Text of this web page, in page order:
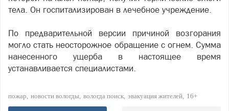
тела. Он госпитализирован в лечебное учреждение.
По предварительной версии причиной возгорания
могло стать неосторожное обращение с огнем. Сумма
нанесенного ущерба в настоящее время
устанавливается специалистами.
пожар новости вологды вологда поиск эвакуация жителей 16+